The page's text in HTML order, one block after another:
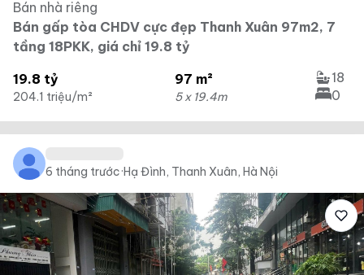
Bán nhà riêng
Bán gấp tòa CHDV cực đẹp Thanh Xuân 97m2, 7
tầng 18PKK, giá chỉ 19.8 tỷ
19.8 tỷ
204.1 triệu/m²
97 m²
5 x 19.4m
18
0
6 tháng trước·Hạ Đình, Thanh Xuân, Hà Nội